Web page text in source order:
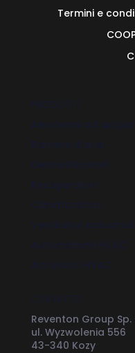
Termini e
Reventon Group Sp.
ul. Wyzwolenia 556
43-340 Kozy